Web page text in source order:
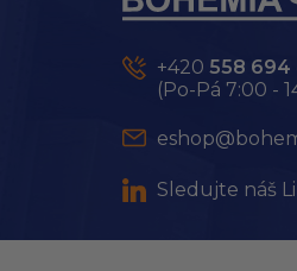
+420 558 694
(Po-Pá 7:00 -
Sledujte náš